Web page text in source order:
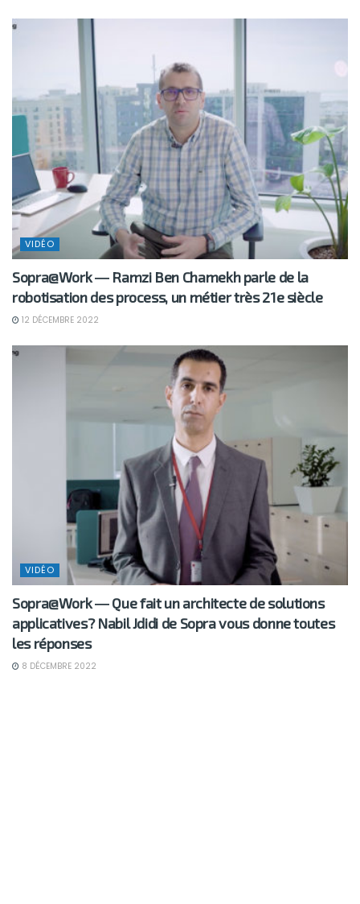
VIDÉO
Sopra@Work ― Ramzi Ben Chamekh parle de la
robotisation des process, un métier très 21e siècle
12 DÉCEMBRE 2022
VIDÉO
Sopra@Work ― Que fait un architecte de solutions
applicatives? Nabil Jdidi de Sopra vous donne toutes
les réponses
8 DÉCEMBRE 2022